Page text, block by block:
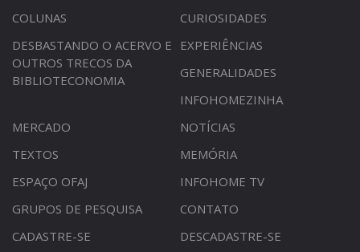
COLUNAS
CURIOSIDADES
DESBASTANDO O ACERVO E
OUTROS TRECOS DA
BIBLIOTECONOMIA
EXPERIÊNCIAS
GENERALIDADES
INFOHOMEZINHA
MERCADO
NOTÍCIAS
TEXTOS
MEMÓRIA
ESPAÇO OFAJ
INFOHOME TV
GRUPOS DE PESQUISA
CONTATO
CADASTRE-SE
DESCADASTRE-SE